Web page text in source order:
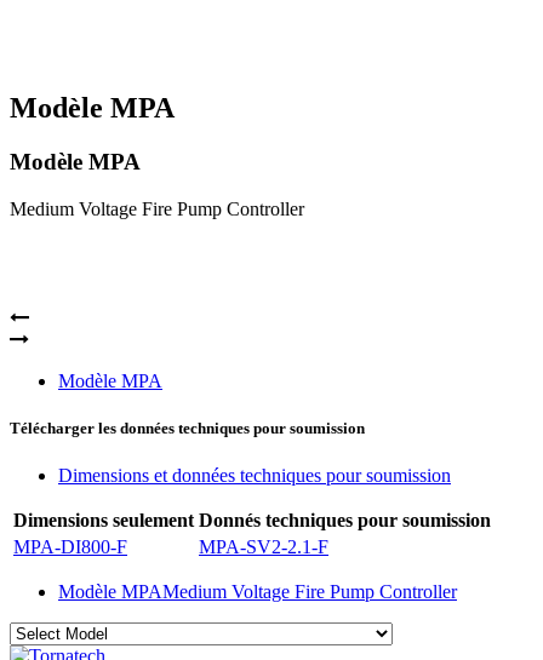
Modèle MPA
Modèle MPA
Medium Voltage Fire Pump Controller
Modèle MPA
Télécharger les données techniques pour soumission
Dimensions et données techniques pour soumission
Dimensions seulement Donnés techniques pour soumission
MPA-DI800-F
MPA-SV2-2.1-F
Modèle MPAMedium Voltage Fire Pump Controller